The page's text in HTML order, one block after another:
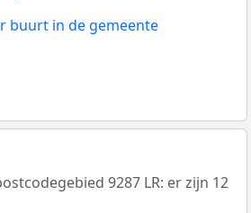
buurt in de gemeente
9287 LR: er zijn 12